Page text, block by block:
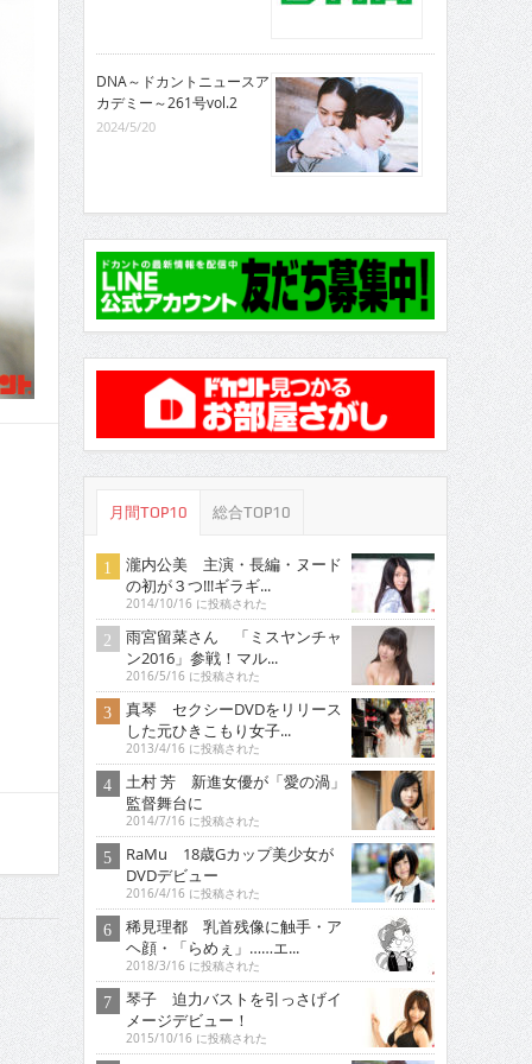
DNA～ドカントニュースア
カデミー～261号vol.2
2024/5/20
月間TOP10 総合TOP10
瀧内公美 主演・長編・ヌード
の初が３つ!!!ギラギ...
2014/10/16 に投稿された
雨宮留菜さん 「ミスヤンチャ
ン2016」参戦！マル...
2016/5/16 に投稿された
真琴 セクシーDVDをリリース
した元ひきこもり女子...
2013/4/16 に投稿された
土村 芳 新進女優が「愛の渦」
監督舞台に
2014/7/16 に投稿された
RaMu 18歳Gカップ美少女が
DVDデビュー
2016/4/16 に投稿された
稀見理都 乳首残像に触手・ア
ヘ顔・「らめぇ」……エ...
2018/3/16 に投稿された
琴子 迫力バストを引っさげイ
メージデビュー！
2015/10/16 に投稿された